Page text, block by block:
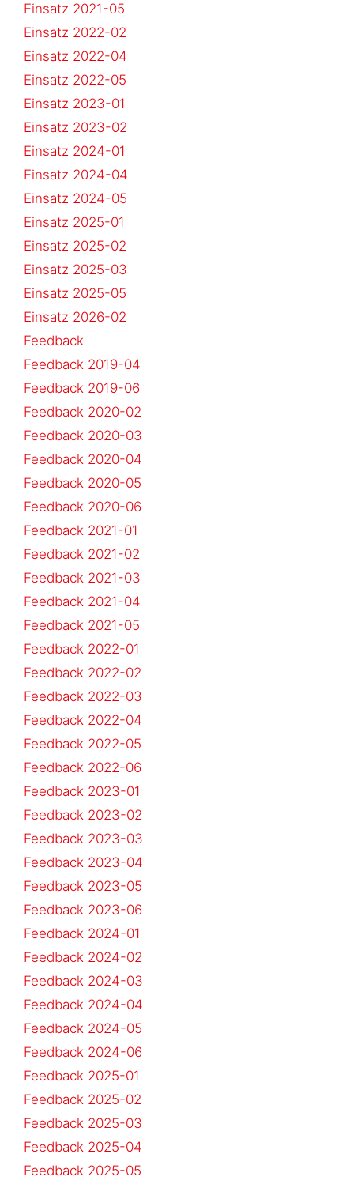
Einsatz 2021-05
Einsatz 2022-02
Einsatz 2022-04
Einsatz 2022-05
Einsatz 2023-01
Einsatz 2023-02
Einsatz 2024-01
Einsatz 2024-04
Einsatz 2024-05
Einsatz 2025-01
Einsatz 2025-02
Einsatz 2025-03
Einsatz 2025-05
Einsatz 2026-02
Feedback
Feedback 2019-04
Feedback 2019-06
Feedback 2020-02
Feedback 2020-03
Feedback 2020-04
Feedback 2020-05
Feedback 2020-06
Feedback 2021-01
Feedback 2021-02
Feedback 2021-03
Feedback 2021-04
Feedback 2021-05
Feedback 2022-01
Feedback 2022-02
Feedback 2022-03
Feedback 2022-04
Feedback 2022-05
Feedback 2022-06
Feedback 2023-01
Feedback 2023-02
Feedback 2023-03
Feedback 2023-04
Feedback 2023-05
Feedback 2023-06
Feedback 2024-01
Feedback 2024-02
Feedback 2024-03
Feedback 2024-04
Feedback 2024-05
Feedback 2024-06
Feedback 2025-01
Feedback 2025-02
Feedback 2025-03
Feedback 2025-04
Feedback 2025-05